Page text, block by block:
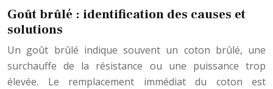
Goût brûlé : identification des causes et
solutions
Un goût brûlé indique souvent un coton brûlé, une
surchauffe de la résistance ou une puissance trop
élevée. Le remplacement immédiat du coton est